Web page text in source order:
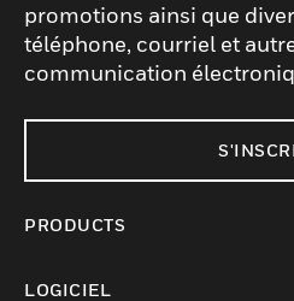
promotions ainsi que
téléphone, courriel et
communication
PRODUCTS
LOGICIEL